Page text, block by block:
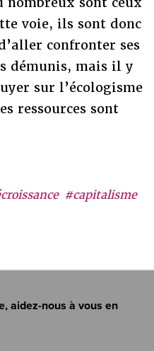
#capitalisme
voie, ils sont donc
confronter ses
démunis, mais il y
sur l’écologisme
ressources sont
aidez-nous à vous en